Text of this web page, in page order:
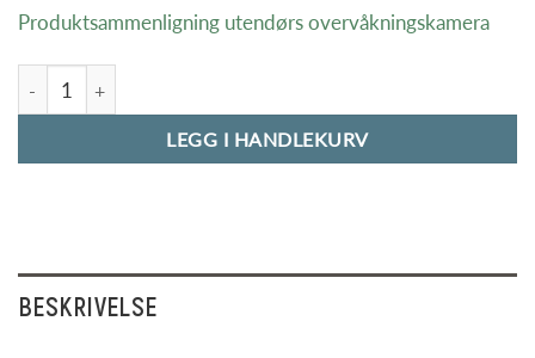
Produktsammenligning utendørs overvåkningskamera
Foscam SD4 Motorisert utendørs overvåkningskamera antall
LEGG I HANDLEKURV
BESKRIVELSE